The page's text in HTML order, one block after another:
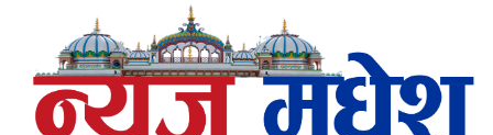
गृहपृष्ठ